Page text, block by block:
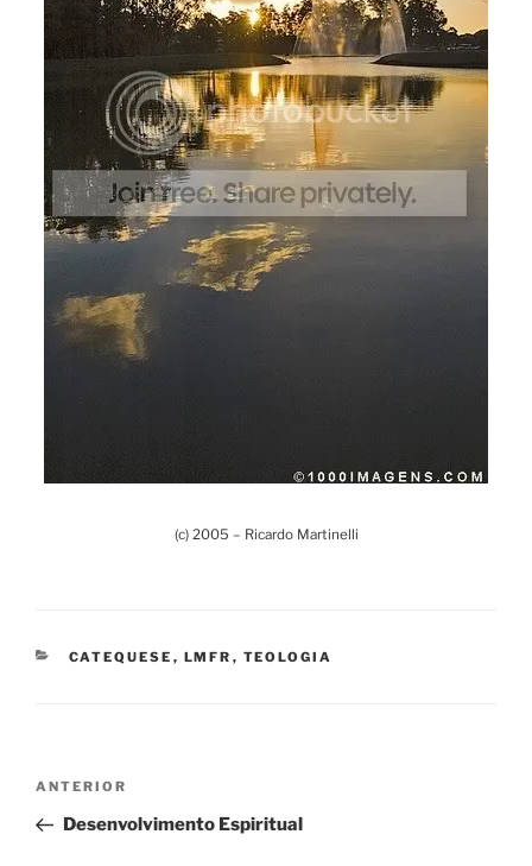
(c) 2005 – Ricardo Martinelli
CATEGORIAS
CATEQUESE , LMFR , TEOLOGIA
Navegação
artigos
Conteúdo
anterior
ANTERIOR
Desenvolvimento Espiritual